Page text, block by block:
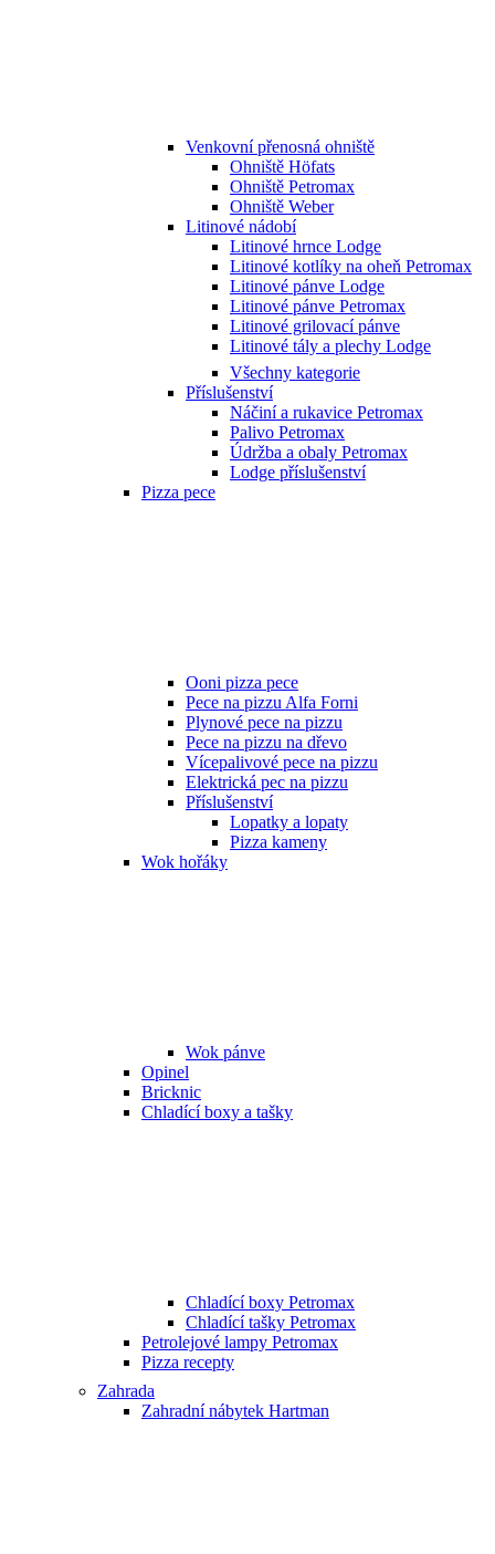
Venkovní přenosná ohniště
Ohniště Höfats
Ohniště Petromax
Ohniště Weber
Litinové nádobí
Litinové hrnce Lodge
Litinové kotlíky na oheň Petromax
Litinové pánve Lodge
Litinové pánve Petromax
Litinové grilovací pánve
Litinové tály a plechy Lodge
Všechny kategorie
Příslušenství
Náčiní a rukavice Petromax
Palivo Petromax
Údržba a obaly Petromax
Lodge příslušenství
Pizza pece
Ooni pizza pece
Pece na pizzu Alfa Forni
Plynové pece na pizzu
Pece na pizzu na dřevo
Vícepalivové pece na pizzu
Elektrická pec na pizzu
Příslušenství
Lopatky a lopaty
Pizza kameny
Wok hořáky
Wok pánve
Opinel
Bricknic
Chladící boxy a tašky
Chladící boxy Petromax
Chladící tašky Petromax
Petrolejové lampy Petromax
Pizza recepty
Zahrada
Zahradní nábytek Hartman